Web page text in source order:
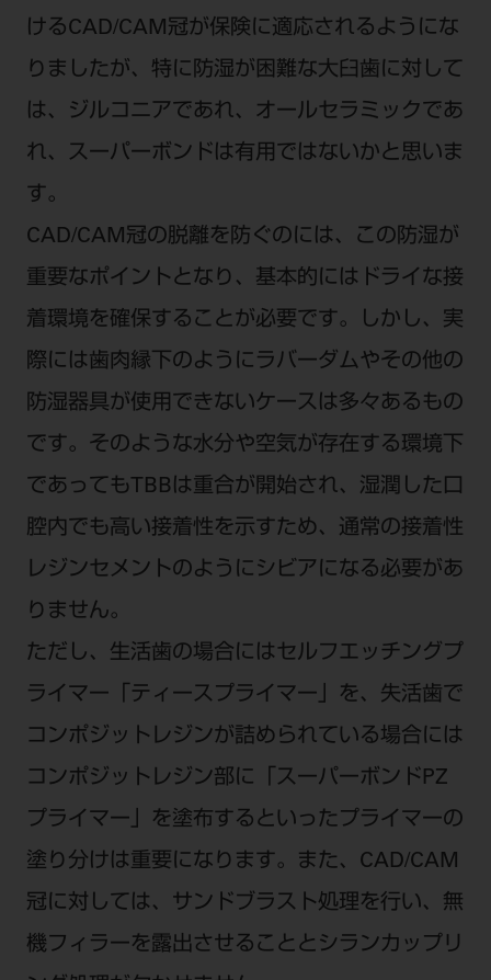
けるCAD/CAM冠が保険に適応されるようにな
りましたが、特に防湿が困難な大臼歯に対して
は、ジルコニアであれ、オールセラミックであ
れ、スーパーボンドは有用ではないかと思いま
す。
CAD/CAM冠の脱離を防ぐのには、この防湿が
重要なポイントとなり、基本的にはドライな接
着環境を確保することが必要です。しかし、実
際には歯肉縁下のようにラバーダムやその他の
防湿器具が使用できないケースは多々あるもの
です。そのような水分や空気が存在する環境下
であってもTBBは重合が開始され、湿潤した口
腔内でも高い接着性を示すため、通常の接着性
レジンセメントのようにシビアになる必要があ
りません。
ただし、生活歯の場合にはセルフエッチングプ
ライマー「ティースプライマー」を、失活歯で
コンポジットレジンが詰められている場合には
コンポジットレジン部に「スーパーボンドPZ
プライマー」を塗布するといったプライマーの
塗り分けは重要になります。また、CAD/CAM
冠に対しては、サンドブラスト処理を行い、無
機フィラーを露出させることとシランカップリ
ご利用規約 SNSアカウント利用規約